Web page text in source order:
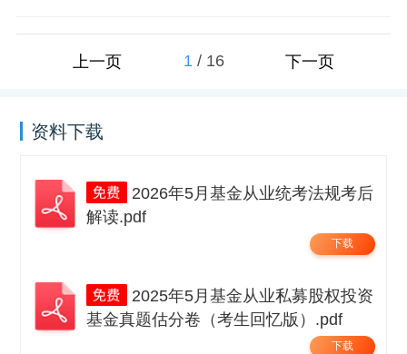
上一页 1 / 16 下一页
资料下载
2026年5月基金从业统考法规考后
解读.pdf
下载
2025年5月基金从业私募股权投资
基金真题估分卷（考生回忆版）.pdf
下载